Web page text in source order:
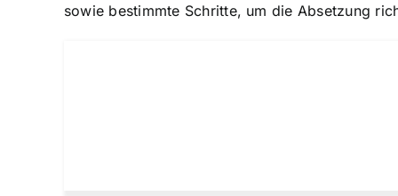
sowie bestimmte Schritte, um die Absetzung